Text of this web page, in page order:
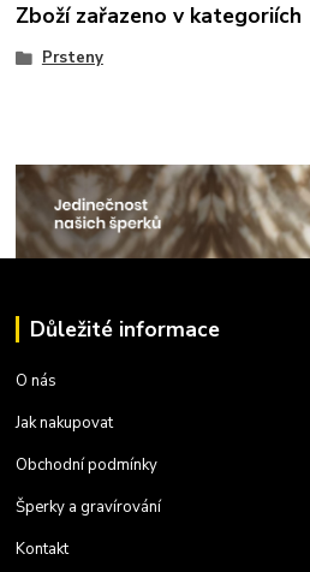
Zboží zařazeno v kategoriích
Prsteny
Důležité informace
O nás
Jak nakupovat
Obchodní podmínky
Šperky a gravírování
Kontakt